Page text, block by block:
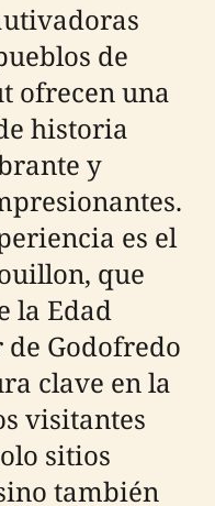
de
ofrecen una
historia
y
es el
que
la Edad
Godofredo
clave en la
visitantes
sitios
también